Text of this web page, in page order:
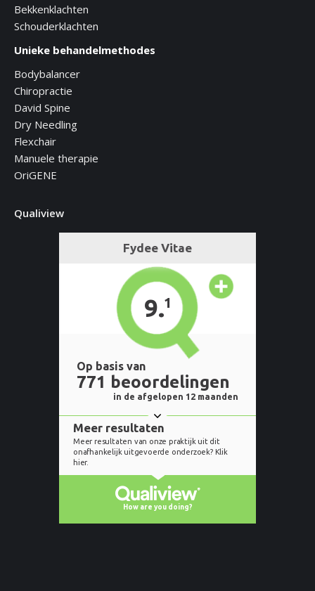
Bekkenklachten
Schouderklachten
Unieke behandelmethodes
Bodybalancer
Chiropractie
David Spine
Dry Needling
Flexchair
Manuele therapie
OriGENE
Qualiview